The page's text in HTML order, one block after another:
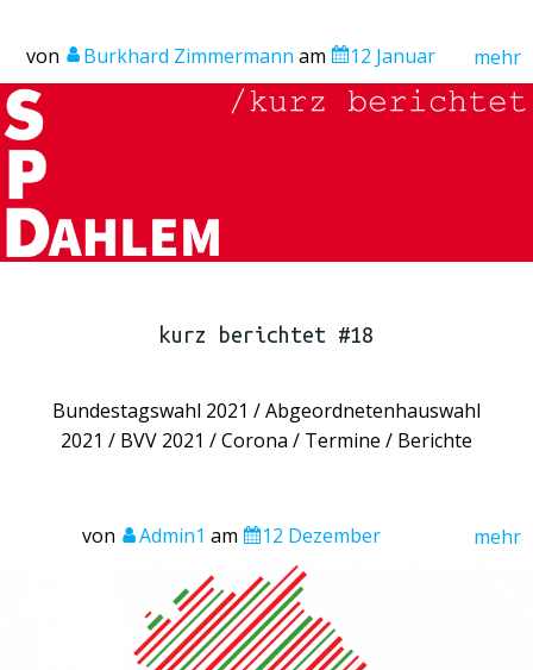
von Burkhard Zimmermann am 12 Januar mehr
kurz berichtet #18
Bundestagswahl 2021 / Abgeordnetenhauswahl
2021 / BVV 2021 / Corona / Termine / Berichte
von Admin1 am 12 Dezember mehr